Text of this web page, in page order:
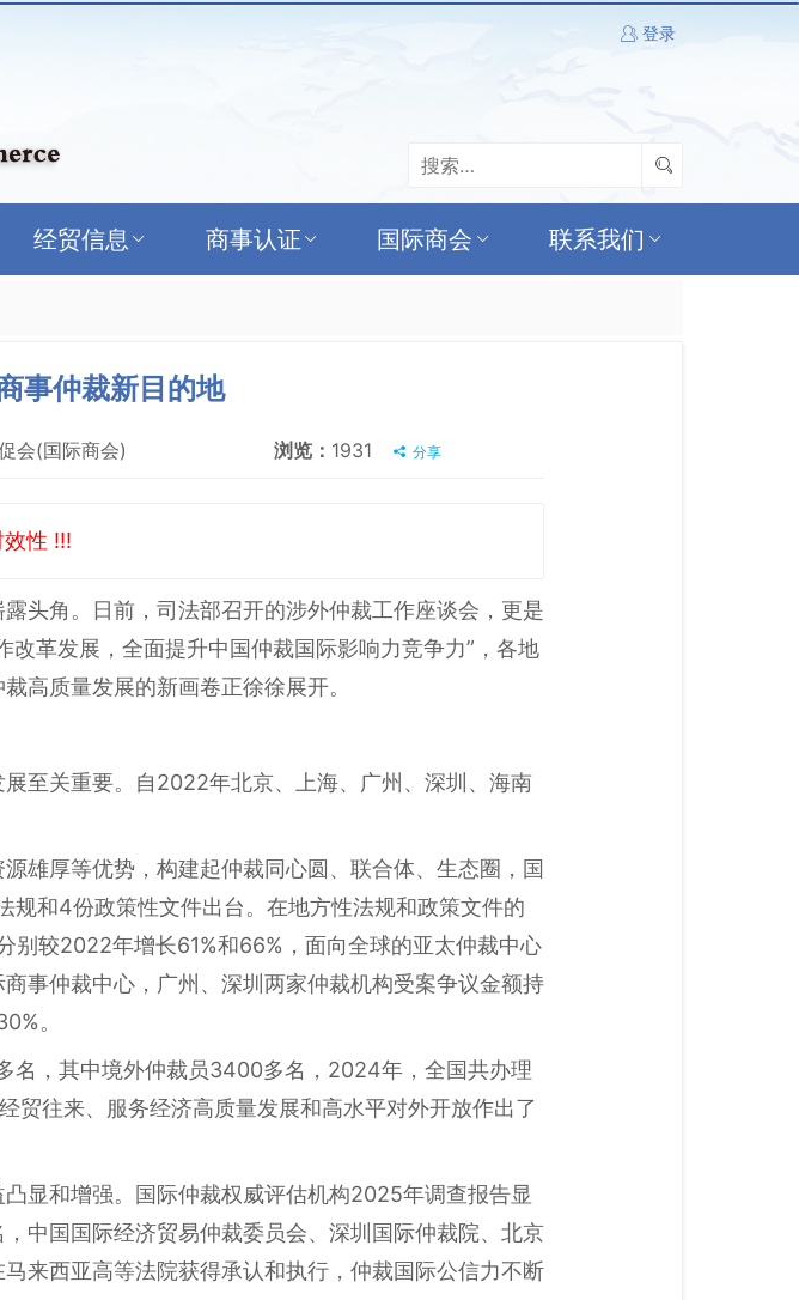
登录
经贸信息 商事认证 国际商会 联系我们
事仲裁新目的地
会(国际商会) 浏览： 1931 分享
性 !!!
头角。日前，司法部召开的涉外仲裁工作座谈会，更是
革发展，全面提升中国仲裁国际影响力竞争力”，各地
高质量发展的新画卷正徐徐展开。
至关重要。自2022年北京、上海、广州、深圳、海南
雄厚等优势，构建起仲裁同心圆、联合体、生态圈，国
规和4份政策性文件出台。在地方性法规和政策文件的
较2022年增长61%和66%，面向全球的亚太仲裁中心
事仲裁中心，广州、深圳两家仲裁机构受案争议金额持
。
名，其中境外仲裁员3400多名，2024年，全国共办理
贸往来、服务经济高质量发展和高水平对外开放作出了
显和增强。国际仲裁权威评估机构2025年调查报告显
中国国际经济贸易仲裁委员会、深圳国际仲裁院、北京
来西亚高等法院获得承认和执行，仲裁国际公信力不断